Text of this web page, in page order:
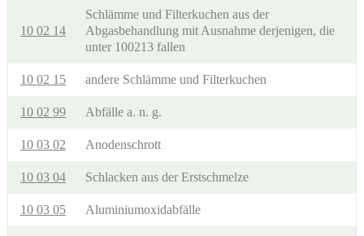
10 02 14
Schlämme und Filterkuchen aus der
Abgasbehandlung mit Ausnahme derjenigen, die
unter 100213 fallen
10 02 15 andere Schlämme und Filterkuchen
10 02 99 Abfälle a. n. g.
10 03 02 Anodenschrott
10 03 04 Schlacken aus der Erstschmelze
10 03 05 Aluminiumoxidabfälle